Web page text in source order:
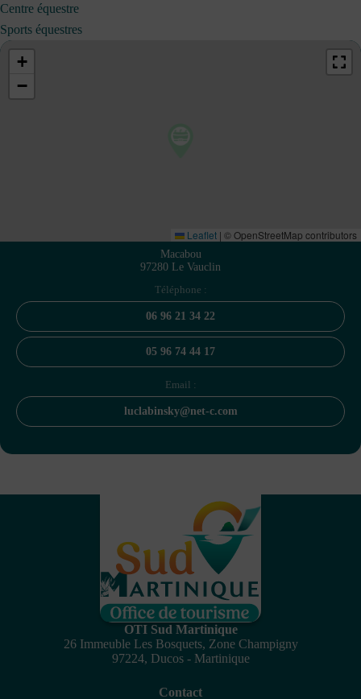
Centre équestre
Sports équestres
+
−
Leaflet | © OpenStreetMap contributors
Macabou
97280 Le Vauclin
Téléphone :
06 96 21 34 22
05 96 74 44 17
Email :
luclabinsky@net-c.com
OTI Sud Martinique
26 Immeuble Les Bosquets, Zone Champigny
97224, Ducos - Martinique
Contact